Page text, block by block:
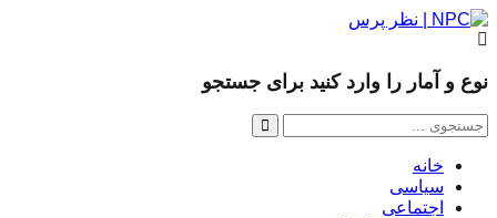
نوع و آمار را وارد کنید برای جستجو
خانه
سیاسی
اجتماعی